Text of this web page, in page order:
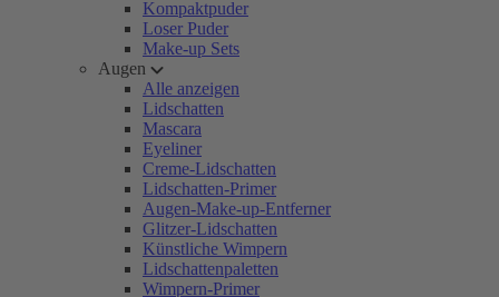
Kompaktpuder
Loser Puder
Make-up Sets
Augen
Alle anzeigen
Lidschatten
Mascara
Eyeliner
Creme-Lidschatten
Lidschatten-Primer
Augen-Make-up-Entferner
Glitzer-Lidschatten
Künstliche Wimpern
Lidschattenpaletten
Wimpern-Primer